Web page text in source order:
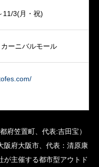
11/3(月・祝)
ーニバルモール
府笠置町、代表:吉田宝）
阪府大阪市、代表：清原康
が主催する都市型アウトド